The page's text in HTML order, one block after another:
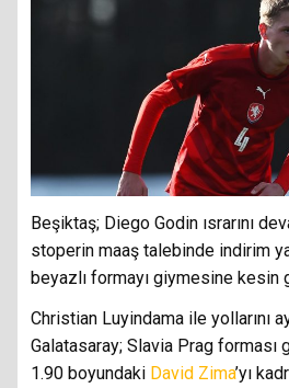
Beşiktaş; Diego Godin ısrarını
stoperin maaş talebinde indirim
beyazlı formayı giymesine kesin
Christian Luyindama ile yollarını
Galatasaray; Slavia Prag forması
1.90 boyundaki David Zima’yı